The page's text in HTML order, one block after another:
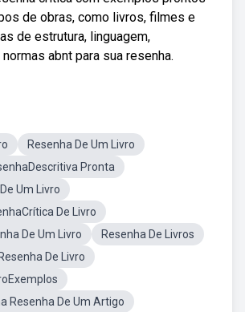
de obras, como livros, filmes e
de estrutura, linguagem,
abnt para sua resenha.
Resenha De Um Livro
Pronta
Um Livro
De Livro
De Um Livro
Resenha De Livros
De Livro
Resenha De Um Artigo